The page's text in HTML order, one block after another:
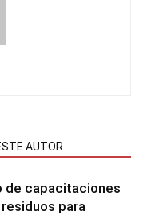
AUTOR
de capacitaciones
para